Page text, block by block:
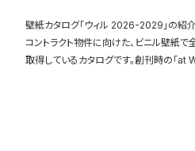
壁紙カタログ「ウィル 2026-2029」の紹
コントラクト物件に向けた、ビニル壁紙
取得しているカタログです。創刊時の「at